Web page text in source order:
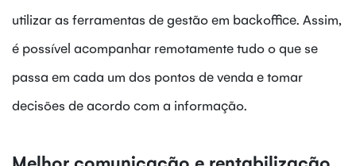
utilizar as ferramentas de gestão em backoffice. Assim,
é possível acompanhar remotamente tudo o que se
passa em cada um dos pontos de venda e tomar
decisões de acordo com a informação.
Melhor comunicação e rentabilização